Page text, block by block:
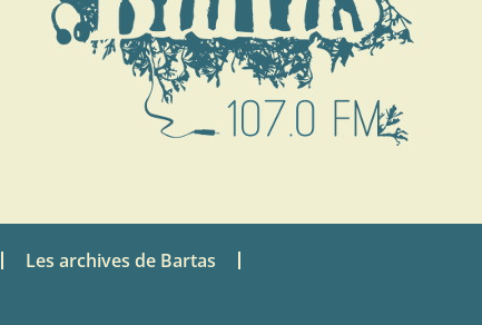
Les archives de Bartas